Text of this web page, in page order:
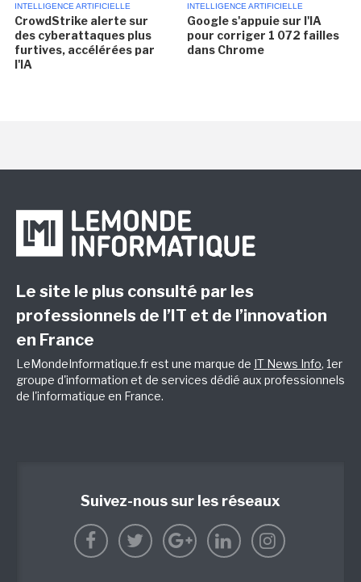
INTELLIGENCE ARTIFICIELLE
CrowdStrike alerte sur
des cyberattaques plus
furtives, accélérées par
l'IA
INTELLIGENCE ARTIFICIELLE
Google s'appuie sur l'IA
pour corriger 1 072 failles
dans Chrome
Le site le plus consulté par les
professionnels de l’IT et de l’innovation
en France
LeMondeInformatique.fr est une marque de IT News Info, 1er
groupe d'information et de services dédié aux professionnels
de l'informatique en France.
Suivez-nous sur les réseaux